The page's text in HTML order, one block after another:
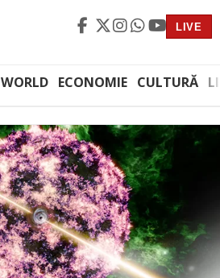
LIVE
WORLD ECONOMIE CULTURĂ